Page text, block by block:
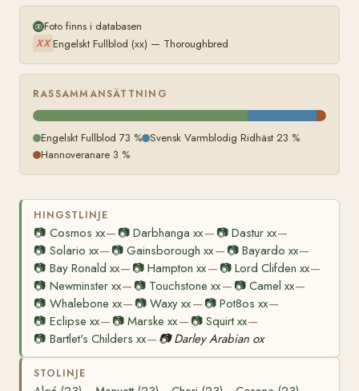
Foto finns i databasen
XX Engelskt Fullblod (xx) — Thoroughbred
RASSAMMANSÄTTNING
Engelskt Fullblod 73 % Svensk Varmblodig Ridhäst 23 %
Hannoveranare 3 %
HINGSTLINJE
📷 Cosmos xx— 📷Darbhanga xx— 📷 Dastur xx—
📷 Solario xx— 📷Gainsborough xx— 📷 Bayardo xx—
📷 Bay Ronald xx— 📷Hampton xx— 📷 Lord Clifden xx—
📷 Newminster xx— 📷 Touchstone xx— 📷 Camel xx—
📷 Whalebone xx— 📷Waxy xx— 📷 Pot8os xx—
📷 Eclipse xx— 📷Marske xx— 📷 Squirt xx—
📷 Bartlet's Childers xx— 📷 Darley Arabian ox
STOLINJE